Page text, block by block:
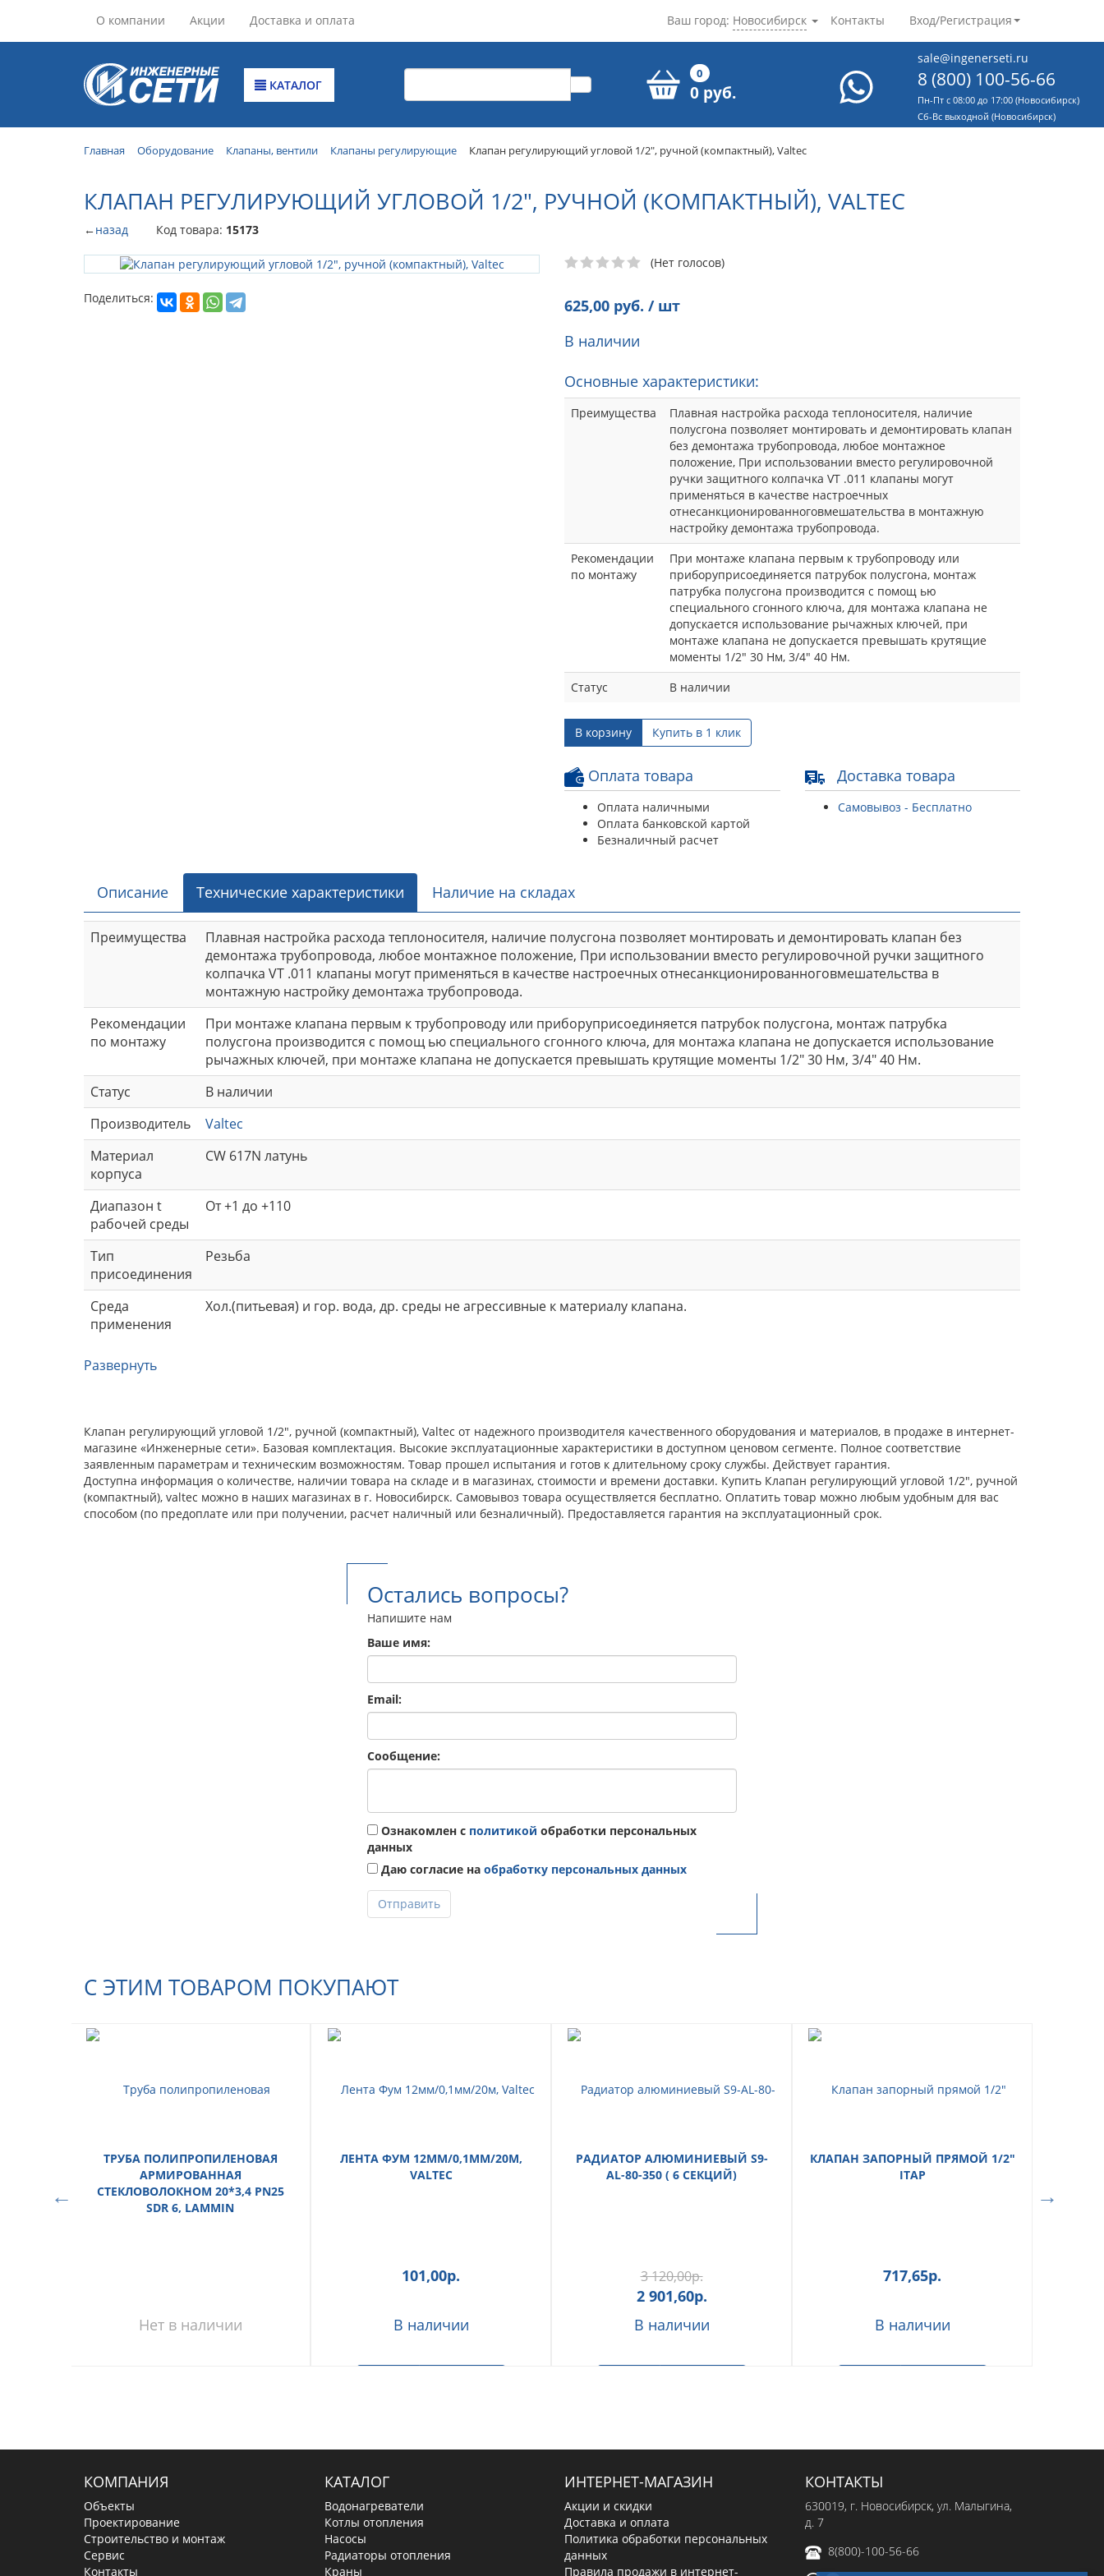
О компании Акции Доставка и оплата Контакты Вход/Регистрация
Ваш город: Новосибирск
КАТАЛОГ
0
0 руб.
sale@ingenerseti.ru
8 (800) 100-56-66
Пн-Пт с 08:00 до 17:00 (Новосибирск)
Cб-Вс выходной (Новосибирск)
Главная Оборудование Клапаны, вентили Клапаны регулирующие Клапан регулирующий угловой 1/2", ручной (компактный), Valtec
КЛАПАН РЕГУЛИРУЮЩИЙ УГЛОВОЙ 1/2", РУЧНОЙ (КОМПАКТНЫЙ), VALTEC
←назад Код товара: 15173
Поделиться:
(Нет голосов)
625,00 руб. / шт
В наличии
Основные характеристики:
Преимущества
Плавная настройка расхода теплоносителя, наличие
полусгона позволяет монтировать и демонтировать клапан
без демонтажа трубопровода, любое монтажное
положение, При использовании вместо регулировочной
ручки защитного колпачка VT .011 клапаны могут
применяться в качестве настроечных
отнесанкционированноговмешательства в монтажную
настройку демонтажа трубопровода.
Рекомендации
по монтажу
При монтаже клапана первым к трубопроводу или
приборуприсоединяется патрубок полусгона, монтаж
патрубка полусгона производится с помощ ью
специального сгонного ключа, для монтажа клапана не
допускается использование рычажных ключей, при
монтаже клапана не допускается превышать крутящие
моменты 1/2" 30 Нм, 3/4" 40 Нм.
Статус
В наличии
В корзину Купить в 1 клик
Оплата товара
Оплата наличными
Оплата банковской картой
Безналичный расчет
Доставка товара
Самовывоз - Бесплатно
Описание Технические характеристики Наличие на складах
Преимущества
Плавная настройка расхода теплоносителя, наличие полусгона позволяет монтировать и демонтировать клапан без
демонтажа трубопровода, любое монтажное положение, При использовании вместо регулировочной ручки защитного
колпачка VT .011 клапаны могут применяться в качестве настроечных отнесанкционированноговмешательства в
монтажную настройку демонтажа трубопровода.
Рекомендации
по монтажу
При монтаже клапана первым к трубопроводу или приборуприсоединяется патрубок полусгона, монтаж патрубка
полусгона производится с помощ ью специального сгонного ключа, для монтажа клапана не допускается использование
рычажных ключей, при монтаже клапана не допускается превышать крутящие моменты 1/2" 30 Нм, 3/4" 40 Нм.
Статус
В наличии
Производитель
Valtec
Материал
корпуса
CW 617N латунь
Диапазон t
рабочей среды
От +1 до +110
Тип
присоединения
Резьба
Среда
применения
Хол.(питьевая) и гор. вода, др. среды не агрессивные к материалу клапана.
Развернуть
Клапан регулирующий угловой 1/2", ручной (компактный), Valtec от надежного производителя качественного оборудования и материалов, в продаже в интернет-
магазине «Инженерные сети». Базовая комплектация. Высокие эксплуатационные характеристики в доступном ценовом сегменте. Полное соответствие
заявленным параметрам и техническим возможностям. Товар прошел испытания и готов к длительному сроку службы. Действует гарантия.
Доступна информация о количестве, наличии товара на складе и в магазинах, стоимости и времени доставки. Купить Клапан регулирующий угловой 1/2", ручной
(компактный), valtec можно в наших магазинах в г. Новосибирск. Самовывоз товара осуществляется бесплатно. Оплатить товар можно любым удобным для вас
способом (по предоплате или при получении, расчет наличный или безналичный). Предоставляется гарантия на эксплуатационный срок.
Остались вопросы?
Напишите нам
Ваше имя:
Email:
Сообщение:
Ознакомлен с политикой обработки персональных
данных
Даю согласие на обработку персональных данных
Отправить
С ЭТИМ ТОВАРОМ ПОКУПАЮТ
ТРУБА ПОЛИПРОПИЛЕНОВАЯ
АРМИРОВАННАЯ
СТЕКЛОВОЛОКНОМ 20*3,4 PN25
SDR 6, LAMMIN
Нет в наличии
ЛЕНТА ФУМ 12ММ/0,1ММ/20М,
VALTEC
101,00р.
В наличии
РАДИАТОР АЛЮМИНИЕВЫЙ S9-
АL-80-350 ( 6 СЕКЦИЙ)
3 120,00р.
2 901,60р.
В наличии
КЛАПАН ЗАПОРНЫЙ ПРЯМОЙ 1/2"
ITAP
717,65р.
В наличии
КОМПАНИЯ
Объекты
Проектирование
Строительство и монтаж
Сервис
Контакты
КАТАЛОГ
Водонагреватели
Котлы отопления
Насосы
Радиаторы отопления
Краны
ИНТЕРНЕТ-МАГАЗИН
Акции и скидки
Доставка и оплата
Политика обработки персональных
данных
Правила продажи в интернет-
КОНТАКТЫ
630019, г. Новосибирск, ул. Малыгина,
д. 7
8(800)-100-56-66